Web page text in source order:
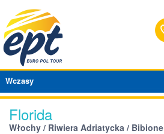
Wczasy
Florida
Włochy / Riwiera Adriatycka / Bibione